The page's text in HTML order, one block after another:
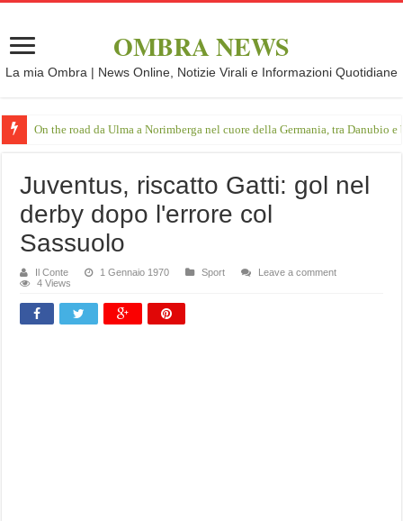
OMBRA NEWS
La mia Ombra | News Online, Notizie Virali e Informazioni Quotidiane
On the road da Ulma a Norimberga nel cuore della Germania, tra Danubio
Juventus, riscatto Gatti: gol nel
derby dopo l'errore col
Sassuolo
Il Conte 1 Gennaio 1970 Sport
Leave a comment
4 Views